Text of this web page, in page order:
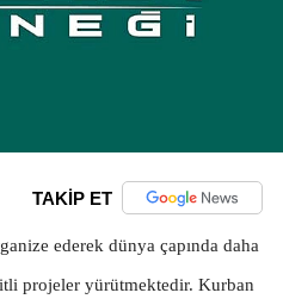
TAKİP ET
ederek dünya çapında daha
projeler yürütmektedir. Kurban